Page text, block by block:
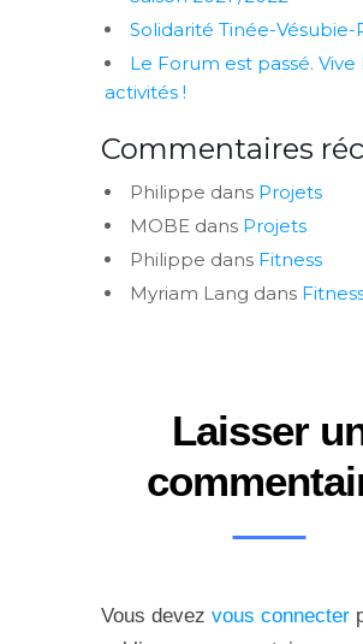
Solidarité Tinée-Vésubie-
Le Forum est passé. Vive
activités !
Commentaires
Philippe dans Projets
MOBE dans Projets
Philippe dans Fitness
Myriam Lang dans
Laisser
Vous devez vous connecter